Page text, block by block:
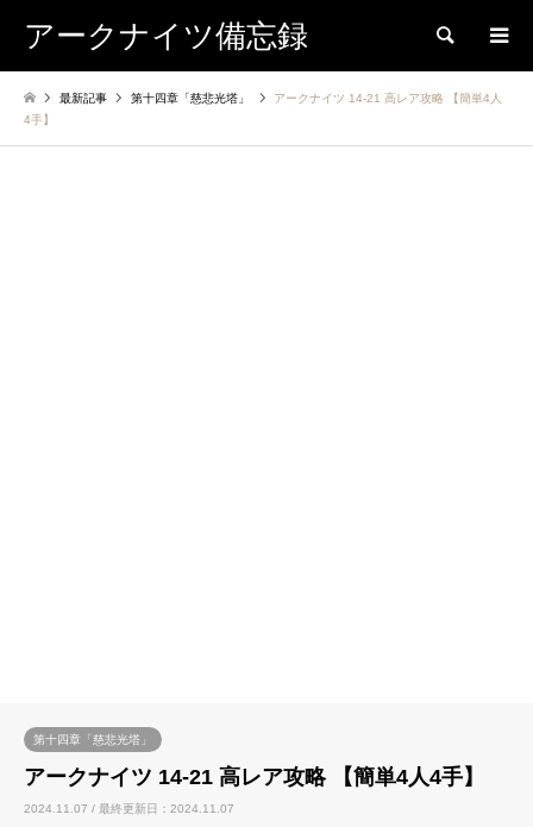
アークナイツ備忘録 検索
最新記事 第十四章「慈悲光塔」
アークナイツ 14-21 高レア攻略 【簡単4人
4手】
第十四章「慈悲光塔」
アークナイツ 14-21 高レア攻略 【簡単4人4手】
2024.11.07 / 最終更新日：2024.11.07